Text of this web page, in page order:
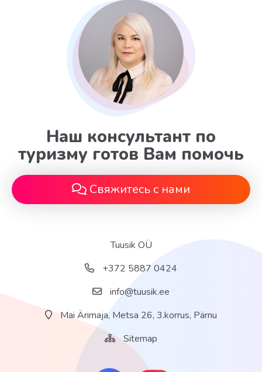
Наш консультант по
туризму готов Вам помочь
Свяжитесь с нами
Tuusik OÜ
+372 5887 0424
info@tuusik.ee
Mai Ärimaja, Metsa 26, 3.korrus, Pärnu
Sitemap